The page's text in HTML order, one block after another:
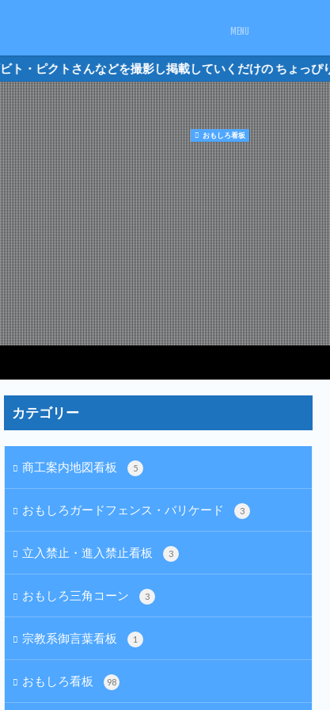
ジギビト・ピクトさんなどを撮影し
おもしろ看板
カテゴリー
商工案内地図看板 5
おもしろガードフェンス・バリケード 3
立入禁止・進入禁止看板 3
おもしろ三角コーン 3
宗教系御言葉看板 1
おもしろ看板 98